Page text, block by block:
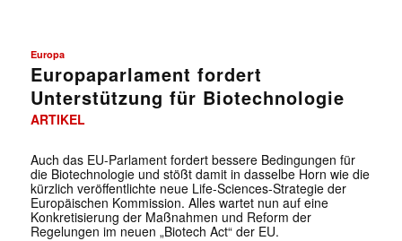
Europa
Europaparlament fordert
Unterstützung für Biotechnologie
ARTIKEL
Auch das EU-Parlament fordert bessere Bedingungen für
die Biotechnologie und stößt damit in dasselbe Horn wie die
kürzlich veröffentlichte neue Life-Sciences-Strategie der
Europäischen Kommission. Alles wartet nun auf eine
Konkretisierung der Maßnahmen und Reform der
Regelungen im neuen „Biotech Act“ der EU.